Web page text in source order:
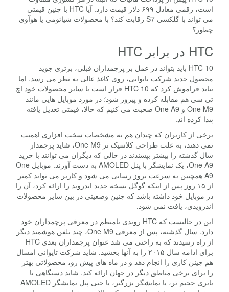
است، رقمی معادل ۶۹۹ دلار قیمت دارد. آیا HTC با چنین قیمتی
می تواند با گلکسی S7 رقابت کند؟ با محصولات شیائومی یا هوآوی
چطور؟
HTC در برابر HTC
HTC 10 باید بتواند در عمل بر پرچمداران قبلی، برتری جوید
محصول جدید شرکت تایوانی، روی کاغذ عالی به نظر می رسد. اما
نباید فراموش کرد که HTC 10 قرار است با سایر محصولات خود اچ
تی سی هم مقابله کرده و پیروز شود؛ در مورد موبایل هایی مانند
One M9 و One A9 صحبت می کنیم که حالا، قیمتی تعدیل یافته
پیدا کرده اند.
برخی از کاربران که چندان هم به مشخصات سخت افزاری اهمیت
نمی دهند، به علت طراحی کلاسیک تر One M9، شاید پرچمدار
سال گذشته را بیشتر بپسندند در حالی که دیگران می توانند با خرید
One A9، یک نمایشگر با پنل AMOLED به دست آورند. موبایل One
A9 همچنین به سرعت بروز رسانی می شود و کاربر می تواند کمتر
از ۱۵ روز پس از اینکه گوگل نسخه جدید اندروید را ارائه کرد، آن را
در موبایل خود داشته باشد که چنین وضعیتی در بین سایر محصولات
اندرویدی، یافت نمی شود.
این در حالیست که HTC روندی نامنظم در معرفی پرچمداران خود
دارد. سال گذشته، پس از معرفی One M9، چند تلفن هوشمند دیگر
از راه رسیدند که به راحتی می شد عنوان پرچمداران بعدی HTC
برای ادامه سال ۲۰۱۵ را به آنها بخشید. شاید شرکت تایوانی امسال
هم چینن کاری را انجام دهد و در ماه های پیش رو، محصولاتی بهتر
را برای برخی مناطق دیگر در جهان ارائه کند. شاید دستگاهی با
باتری حجیم تر، یا نمایشگر بزرگتر، یا حتی پنل نمایشگر AMOLED